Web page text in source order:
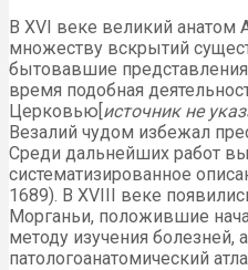
В XVI веке великий анатом
множеству вскрытий
бытовавшие
время подобная
Церковью[источник не
Везалий чудом избежал
Среди дальнейших работ
систематизированное
1689). В XVIII веке
Морганьи, положившие
методу изучения болезней,
патологоанатомический